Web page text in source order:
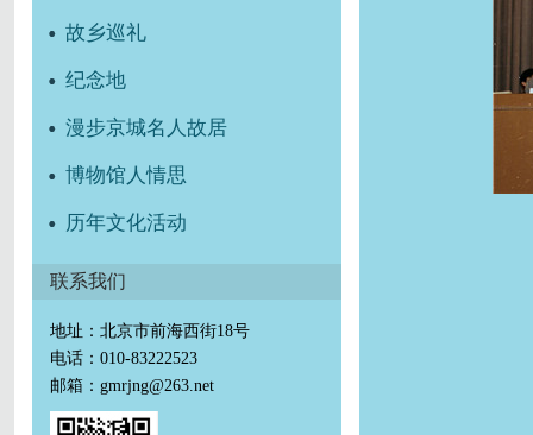
故乡巡礼
纪念地
漫步京城名人故居
博物馆人情思
历年文化活动
联系我们
地址：北京市前海西街18号
电话：010-83222523
邮箱：gmrjng@263.net